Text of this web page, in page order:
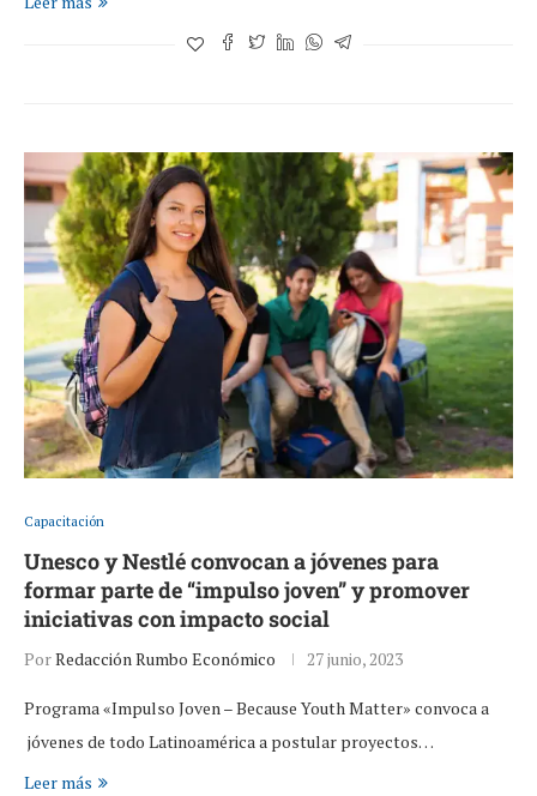
Capacitación
Unesco y Nestlé convocan a jóvenes para
formar parte de “impulso joven” y promover
iniciativas con impacto social
PorRedacción Rumbo Económico 27 junio, 2023
Programa «Impulso Joven – Because Youth Matter» convoca a
jóvenes de todo Latinoamérica a postular proyectos…
Leer más